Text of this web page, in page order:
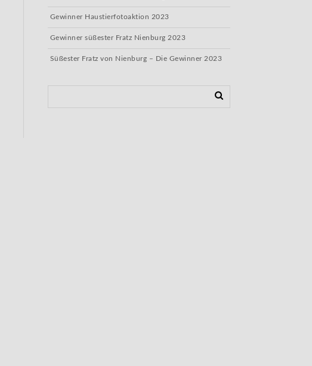
Gewinner Haustierfotoaktion 2023
Gewinner süßester Fratz Nienburg 2023
Süßester Fratz von Nienburg – Die Gewinner 2023